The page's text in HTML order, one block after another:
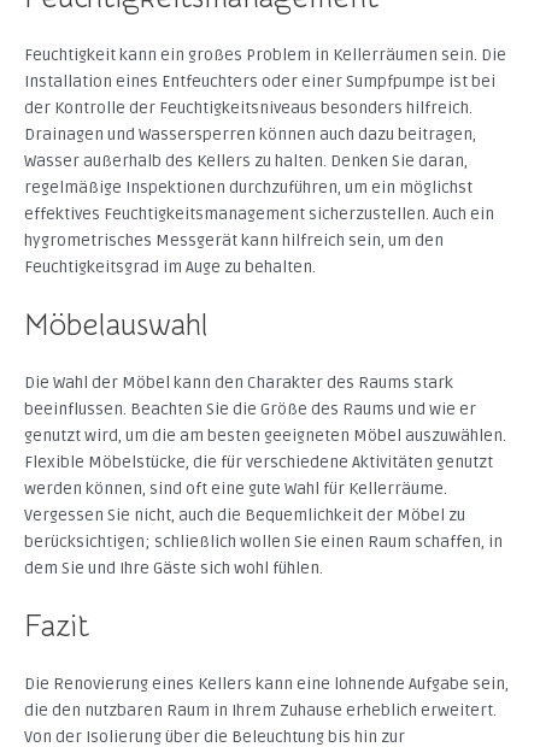
Feuchtigkeit kann ein großes Problem in Kellerräumen sein. Die
Installation eines Entfeuchters oder einer Sumpfpumpe ist bei
der Kontrolle der Feuchtigkeitsniveaus besonders hilfreich.
Drainagen und Wassersperren können auch dazu beitragen,
Wasser außerhalb des Kellers zu halten. Denken Sie daran,
regelmäßige Inspektionen durchzuführen, um ein möglichst
effektives Feuchtigkeitsmanagement sicherzustellen. Auch ein
hygrometrisches Messgerät kann hilfreich sein, um den
Feuchtigkeitsgrad im Auge zu behalten.
Möbelauswahl
Die Wahl der Möbel kann den Charakter des Raums stark
beeinflussen. Beachten Sie die Größe des Raums und wie er
genutzt wird, um die am besten geeigneten Möbel auszuwählen.
Flexible Möbelstücke, die für verschiedene Aktivitäten genutzt
werden können, sind oft eine gute Wahl für Kellerräume.
Vergessen Sie nicht, auch die Bequemlichkeit der Möbel zu
berücksichtigen; schließlich wollen Sie einen Raum schaffen, in
dem Sie und Ihre Gäste sich wohl fühlen.
Fazit
Die Renovierung eines Kellers kann eine lohnende Aufgabe sein,
die den nutzbaren Raum in Ihrem Zuhause erheblich erweitert.
Von der Isolierung über die Beleuchtung bis hin zur